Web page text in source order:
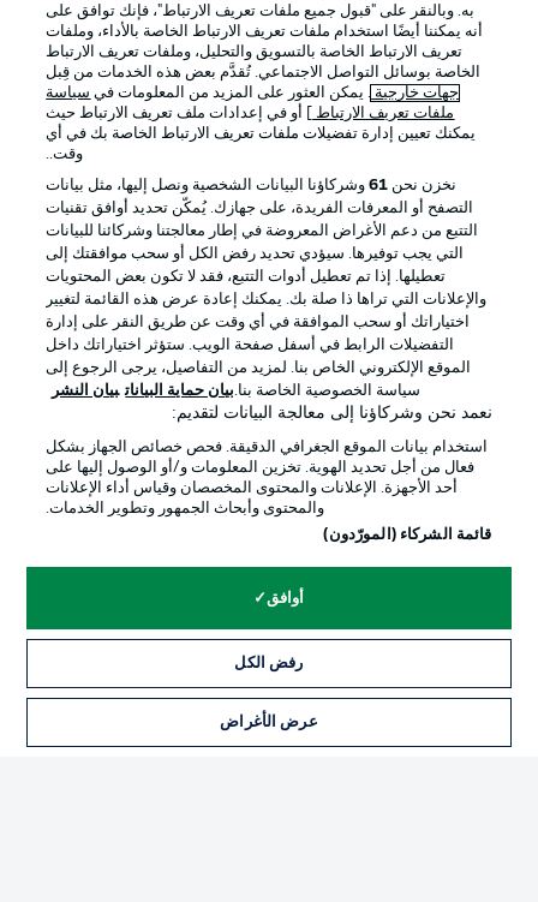
Football as it's meant to be
تطبيق الدوري الألماني
Official Partners
إدارة التفضيلات بيان الخصوصية
القنوات الناقلة
به. وبالنقر على "قبول جميع ملفات تعريف الارتباط"، فإنك توافق على
أنه يمكننا أيضًا استخدام ملفات تعريف الارتباط الخاصة بالأداء، وملفات
تعريف الارتباط الخاصة بالتسويق والتحليل، وملفات تعريف الارتباط
الخاصة بوسائل التواصل الاجتماعي. تُقدَّم بعض هذه الخدمات من قِبل
جهات خارجية . يمكن العثور على المزيد من المعلومات في سياسة
ملفات تعريف الارتباط
] أو في إعدادات ملف تعريف الارتباط حيث
يمكنك تعيين إدارة تفضيلات ملفات تعريف الارتباط الخاصة بك في أي
وقت..
نخزن نحن 61وشركاؤنا البيانات الشخصية ونصل إليها، مثل بيانات
التصفح أو المعرفات الفريدة، على جهازك. يُمكّن تحديد أوافق تقنيات
التتبع من دعم الأغراض المعروضة في إطار معالجتنا وشركائنا للبيانات
التي يجب توفيرها. سيؤدي تحديد رفض الكل أو سحب موافقتك إلى
تعطيلها. إذا تم تعطيل أدوات التتبع، فقد لا تكون بعض المحتويات
والإعلانات التي تراها ذا صلة بك. يمكنك إعادة عرض هذه القائمة لتغيير
اختياراتك أو سحب الموافقة في أي وقت عن طريق النقر على إدارة
التفضيلات الرابط في أسفل صفحة الويب. ستؤثر اختياراتك داخل
الموقع الإلكتروني الخاص بنا. لمزيد من التفاصيل، يرجى الرجوع إلى
سياسة الخصوصية الخاصة بنا.بيان حماية البيانات بيان النشر
نعمد نحن وشركاؤنا إلى معالجة البيانات لتقديم:
استخدام بيانات الموقع الجغرافي الدقيقة. فحص خصائص الجهاز بشكل
فعال من أجل تحديد الهوية. تخزين المعلومات و/أو الوصول إليها على
أحد الأجهزة. الإعلانات والمحتوى المخصصان وقياس أداء الإعلانات
والمحتوى وأبحاث الجمهور وتطوير الخدمات.
قائمة الشركاء (المورّدون)
أوافق
رفض الكل
عرض الأغراض